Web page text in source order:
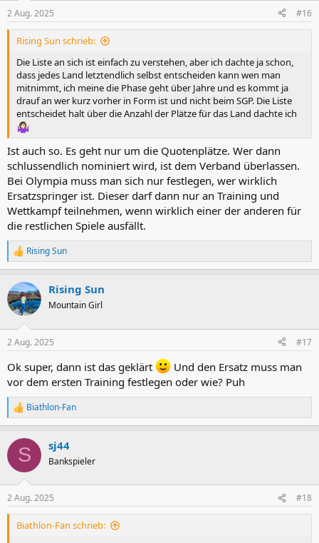
e
n
2 Aug. 2025 #16
Rising Sun schrieb:
Die Liste an sich ist einfach zu verstehen, aber ich dachte ja schon,
dass jedes Land letztendlich selbst entscheiden kann wen man
mitnimmt, ich meine die Phase geht über Jahre und es kommt ja
drauf an wer kurz vorher in Form ist und nicht beim SGP. Die Liste
entscheidet halt über die Anzahl der Plätze für das Land dachte ich
Ist auch so. Es geht nur um die Quotenplätze. Wer dann
schlussendlich nominiert wird, ist dem Verband überlassen.
Bei Olympia muss man sich nur festlegen, wer wirklich
Ersatzspringer ist. Dieser darf dann nur an Training und
Wettkampf teilnehmen, wenn wirklich einer der anderen für
die restlichen Spiele ausfällt.
R
e
k
t
i
e
:
Rising Sun
Rising Sun
Mountain Girl
2 Aug. 2025 #17
Ok super, dann ist das geklärt
Und den Ersatz muss man
vor dem ersten Training festlegen oder wie? Puh
R
e
k
i
n
e
n
Biathlon-Fan
S sj44
Bankspieler
2 Aug. 2025 #18
Biathlon-Fan schrieb: